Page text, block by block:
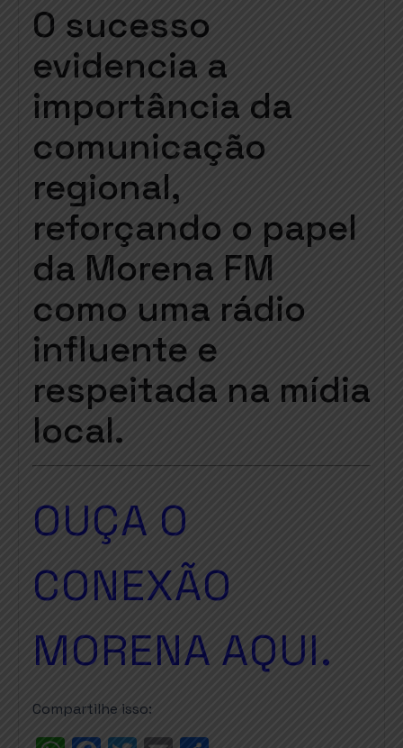
O sucesso
evidencia a
importância da
comunicação
regional,
reforçando o papel
da Morena FM
como uma rádio
influente e
respeitada na mídia
local.
OUÇA O
CONEXÃO
MORENA AQUI.
Compartilhe isso: